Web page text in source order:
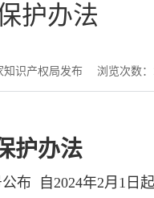
护办法
知识产权局发布 浏览次数：
护办法
布 自2024年2月1日起